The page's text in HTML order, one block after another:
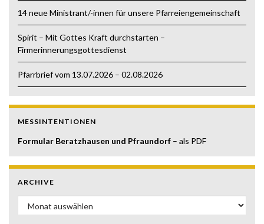
14 neue Ministrant/-innen für unsere Pfarreiengemeinschaft
Spirit – Mit Gottes Kraft durchstarten –
Firmerinnerungsgottesdienst
Pfarrbrief vom 13.07.2026 – 02.08.2026
MESSINTENTIONEN
Formular Beratzhausen und Pfraundorf – als PDF
ARCHIVE
Archive